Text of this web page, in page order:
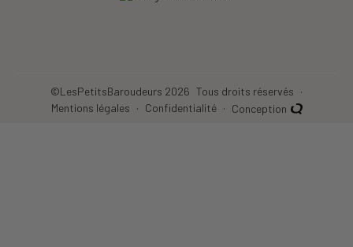
©LesPetitsBaroudeurs 2026 Tous droits réservés
Mentions légales
Confidentialité Conception